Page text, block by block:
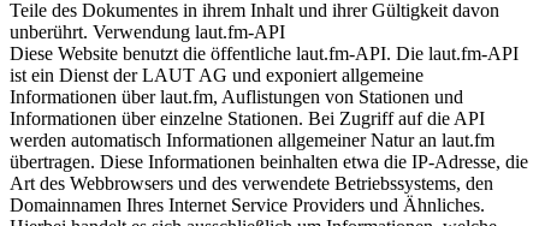
Teile des Dokumentes in ihrem Inhalt und ihrer Gültigkeit davon
unberührt. Verwendung laut.fm-API
Diese Website benutzt die öffentliche laut.fm-API. Die laut.fm-API
ist ein Dienst der LAUT AG und exponiert allgemeine
Informationen über laut.fm, Auflistungen von Stationen und
Informationen über einzelne Stationen. Bei Zugriff auf die API
werden automatisch Informationen allgemeiner Natur an laut.fm
übertragen. Diese Informationen beinhalten etwa die IP-Adresse, die
Art des Webbrowsers und des verwendete Betriebssystems, den
Domainnamen Ihres Internet Service Providers und Ähnliches.